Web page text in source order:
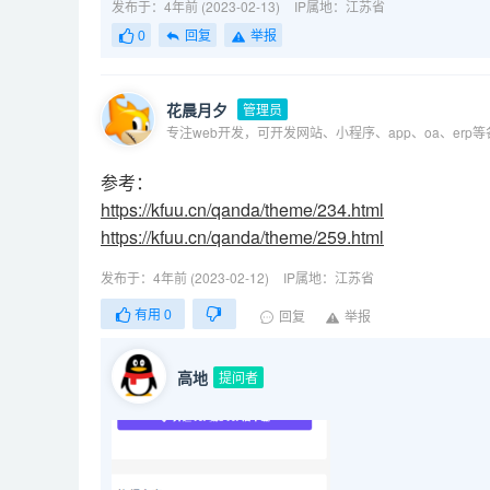
发布于：4年前 (2023-02-13) IP属地：江苏省
0 回复 举报
花晨月夕
管理员
专注web开发，可开发网站、小程序、app、oa、erp等
参考：
https://kfuu.cn/qanda/theme/234.html
https://kfuu.cn/qanda/theme/259.html
发布于：4年前 (2023-02-12) IP属地：江苏省
有用 0 回复 举报
高地 提问者